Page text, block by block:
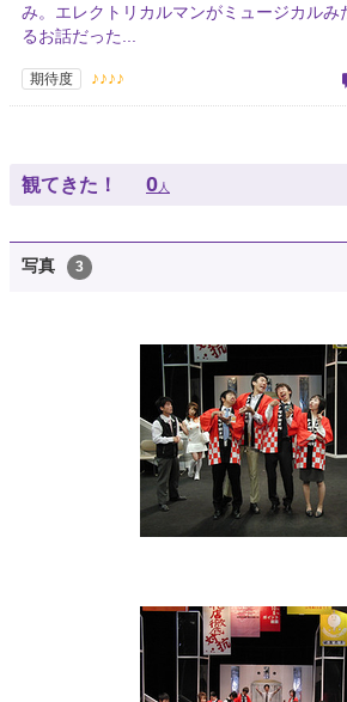
み。エレクトリカルマンがミュージカルみ
るお話だった...
期待度 ♪♪♪♪
観てきた！ 0 人
写真 3